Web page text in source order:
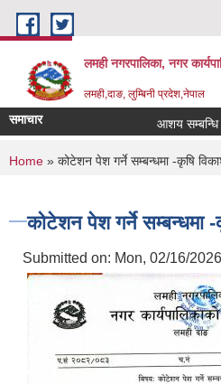
Skip to main content
लमही नगरपालिका, नगर
लमही,दाङ, लुम्बिनी प्रदेश,नेपाल
समाचार आशय सम्बन्धि
You are here
Home » कोटेशन पेश गर्ने सम्बन्धमा -कृषि
कोटेशन पेश गर्ने सम्बन्धमा
Submitted on: Mon, 02/16/